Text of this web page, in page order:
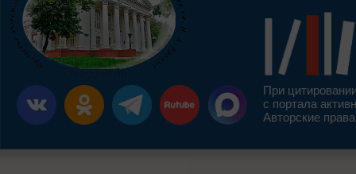
При
с портала
Авторские